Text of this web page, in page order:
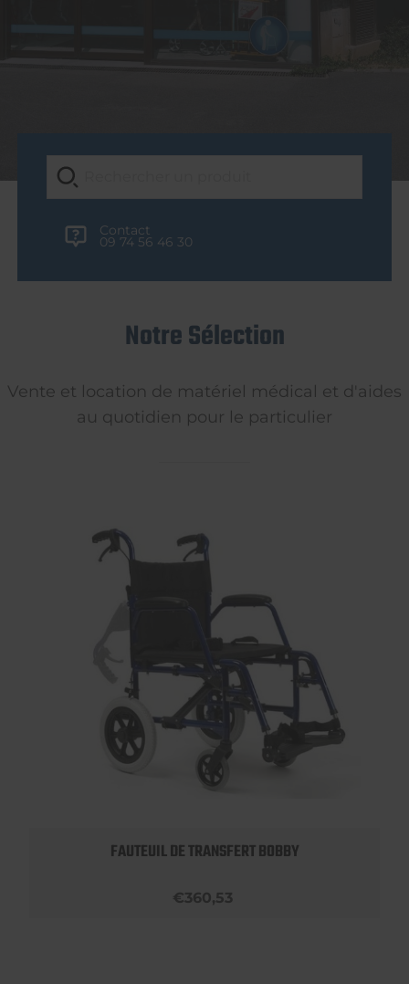
Contact
09 74 56 46 30
Notre Sélection
Vente et location de matériel médical et d'aides
au quotidien pour le particulier
FAUTEUIL DE TRANSFERT BOBBY
€360,53